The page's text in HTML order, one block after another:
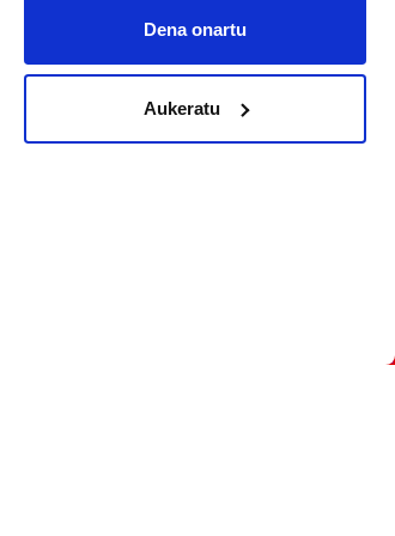
Dena onartu
Aukeratu